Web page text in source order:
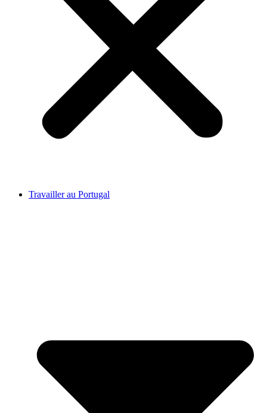
Travailler au Portugal